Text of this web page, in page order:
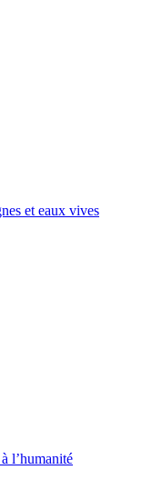
et eaux vives
l’humanité